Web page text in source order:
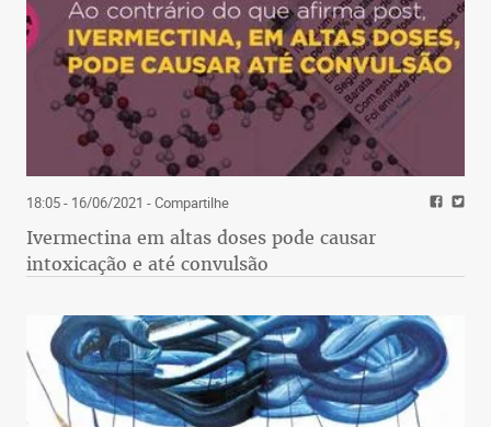
18:05 - 16/06/2021 - Compartilhe
Ivermectina em altas doses pode causar
intoxicação e até convulsão